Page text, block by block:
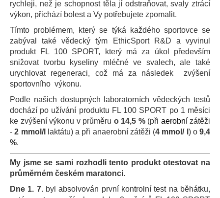
rychleji, než je schopnost těla jí odstraňovat, svaly ztrácí
výkon, přichází bolest a Vy potřebujete zpomalit.
Tímto problémem, který se týká každého sportovce se
zabýval také vědecký tým EthicSport R&D a vyvinul
produkt FL 100 SPORT, který má za úkol především
snižovat tvorbu kyseliny mléčné ve svalech, ale také
urychlovat regeneraci, což má za následek zvýšení
sportovního výkonu.
Podle našich dostupných laboratorních vědeckých testů
dochází po užívání produktu FL 100 SPORT po 1 měsíci
ke zvýšení výkonu v průměru o 14,5 %(při aerobnízátěži
- 2 mmol/l laktátu) a při anaerobní zátěži (4 mmol/ l ) o9,4
%.
My jsme se sami rozhodli tento produkt otestovat na
průměrném českém maratonci.
Dne 1. 7.byl absolvován první kontrolní test na běhátku,
j
e
t
e
n
a
j
í
t
?
HLEDAT